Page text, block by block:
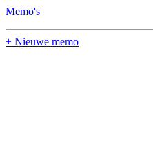
Memo's
+ Nieuwe memo